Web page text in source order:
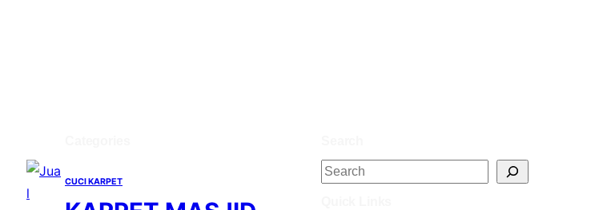
CUCI KARPET
S